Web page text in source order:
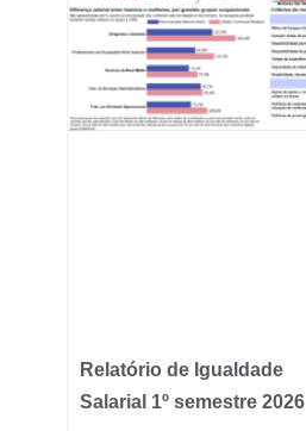
Relatório de Igualdade
Salarial 1º semestre 2026